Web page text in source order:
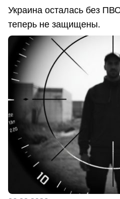
Украина осталась без
теперь не защищены.